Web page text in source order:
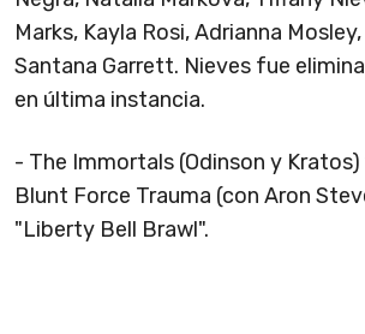
Marks, Kayla Rosi, Adrianna
Santana Garrett. Nieves fue
en última instancia.
- The Immortals (Odinson y
Blunt Force Trauma (con Aron
"Liberty Bell Brawl".